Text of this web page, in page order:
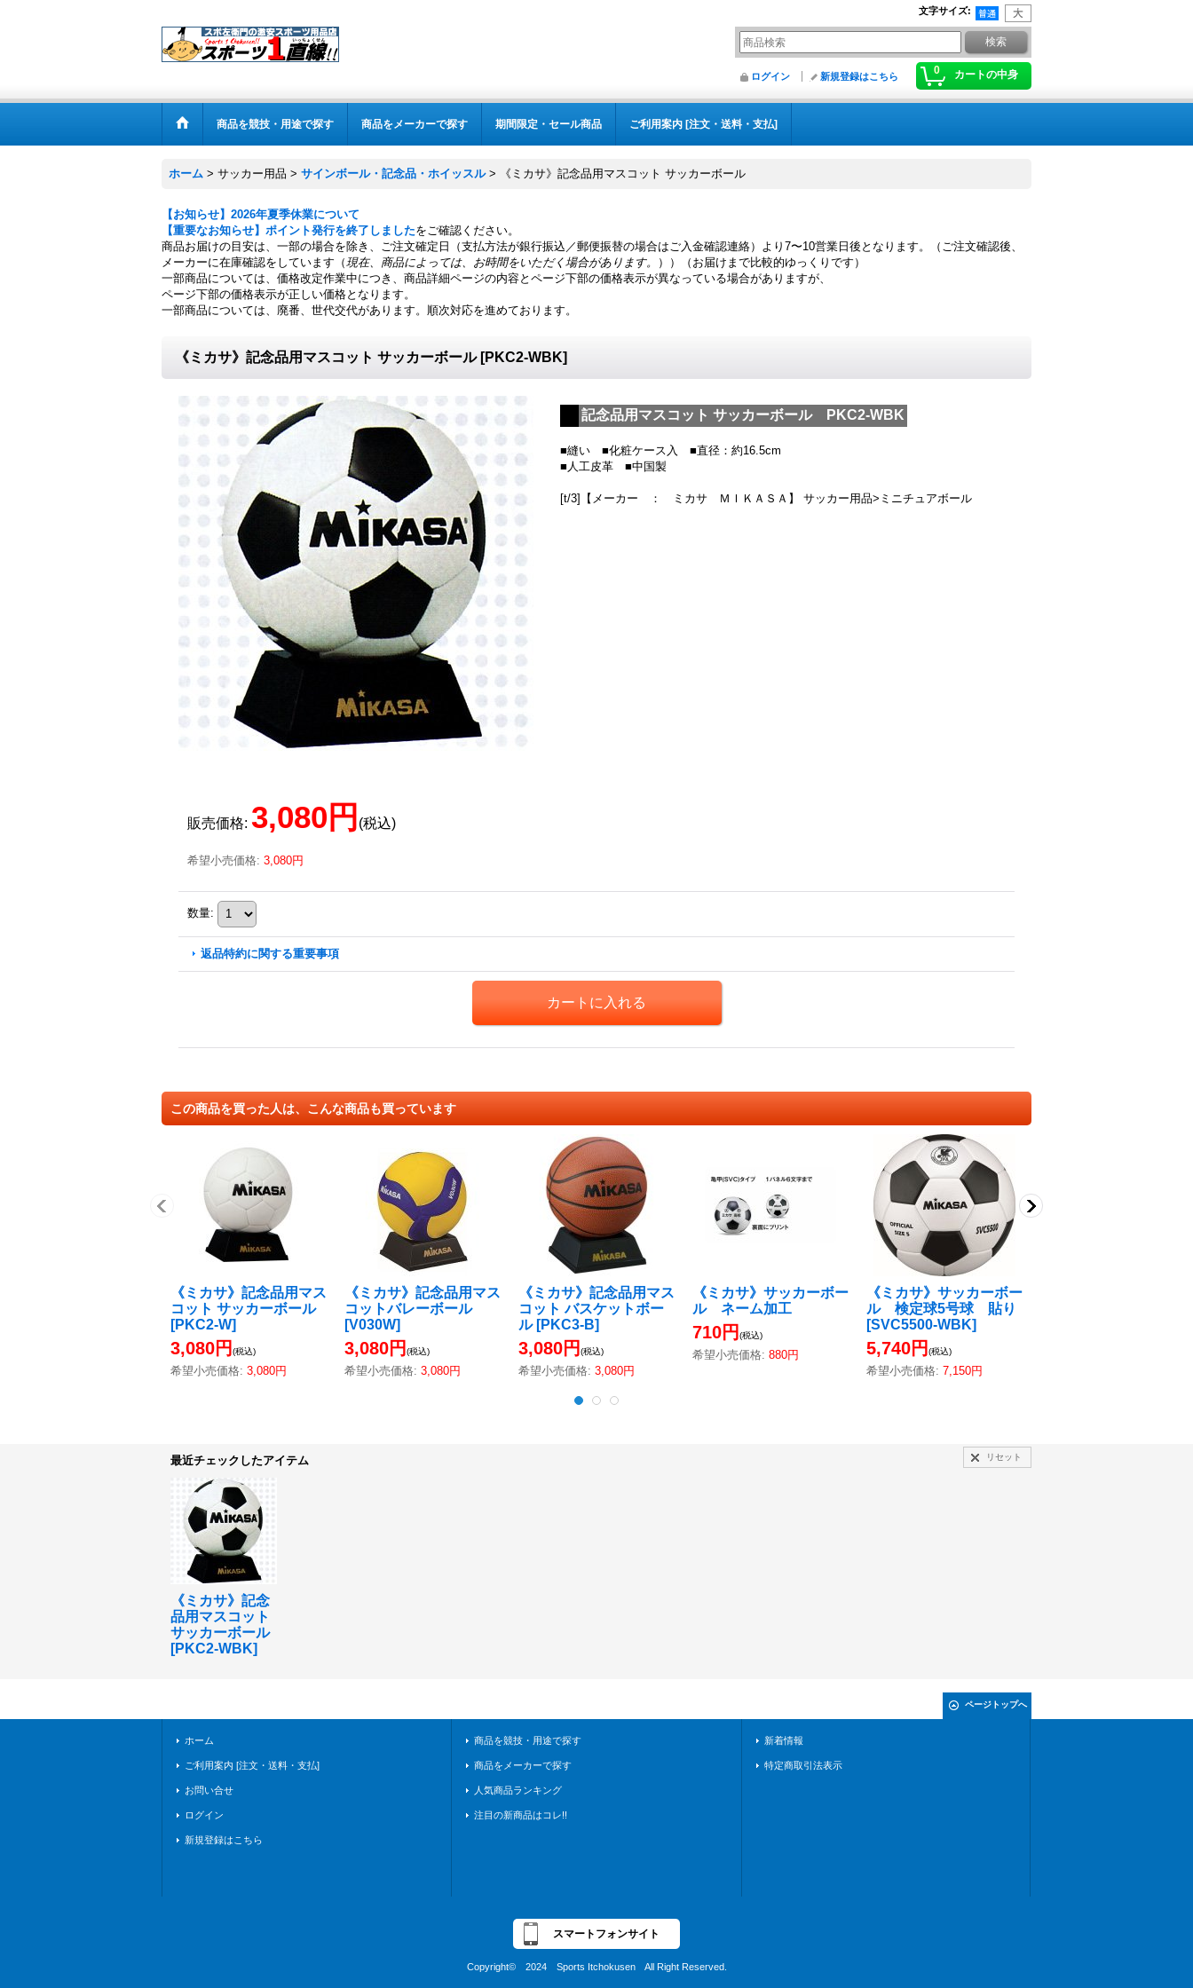
文字サイズ:
0 カートの中身
ログイン 新規登録はこちら
商品を競技・用途で探す 商品をメーカーで探す 期間限定・セール商品 ご利用案内 [注文・送料・支払]
ホーム > サッカー用品 > サインボール・記念品・ホイッスル > 《ミカサ》記念品用マスコット サッカーボール
【お知らせ】2026年夏季休業について
【重要なお知らせ】ポイント発行を終了しましたをご確認ください。
商品お届けの目安は、一部の場合を除き、ご注文確定日（支払方法が銀行振込／郵便振替の場合はご入金確認連絡）より7〜10営業日後となります。（ご注文確認後、
メーカーに在庫確認をしています（現在、商品によっては、お時間をいただく場合があります。
））（お届けまで比較的ゆっくりです）
一部商品については、価格改定作業中につき、商品詳細ページの内容とページ下部の価格表示が異なっている場合がありますが、
ページ下部の価格表示が正しい価格となります。
一部商品については、廃番、世代交代があります。順次対応を進めております。
《ミカサ》記念品用マスコット サッカーボール [PKC2-WBK]
記念品用マスコット サッカーボール PKC2-WBK
■縫い ■化粧ケース入 ■直径：約16.5cm
■人工皮革 ■中国製
[t/3]【メーカー ： ミカサ ＭＩＫＡＳＡ】 サッカー用品>ミニチュアボール
販売価格: 3,080円 (税込)
希望小売価格: 3,080円
数量:
返品特約に関する重要事項
この商品を買った人は、こんな商品も買っています
《ミカサ》記念品用マス
コット サッカーボール
[PKC2-W]
3,080円 (税込)
希望小売価格: 3,080円
《ミカサ》記念品用マス
コットバレーボール
[V030W]
3,080円 (税込)
希望小売価格: 3,080円
《ミカサ》記念品用マス
コット バスケットボー
ル [PKC3-B]
3,080円 (税込)
希望小売価格: 3,080円
《ミカサ》サッカーボー
ル ネーム加工
710円 (税込)
希望小売価格: 880円
《ミカサ》サッカーボー
ル 検定球5号球 貼り
[SVC5500-WBK]
5,740円 (税込)
希望小売価格: 7,150円
最近チェックしたアイテム リセット
《ミカサ》記念
品用マスコット
サッカーボール
[PKC2-WBK]
ページトップへ
ホーム
ご利用案内 [注文・送料・支払]
お問い合せ
ログイン
新規登録はこちら
商品を競技・用途で探す
商品をメーカーで探す
人気商品ランキング
注目の新商品はコレ!!
新着情報
特定商取引法表示
スマートフォンサイト
Copyright© 2024 Sports Itchokusen All Right Reserved.